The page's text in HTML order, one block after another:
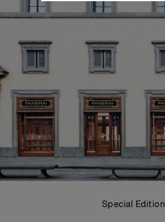
Special Edition